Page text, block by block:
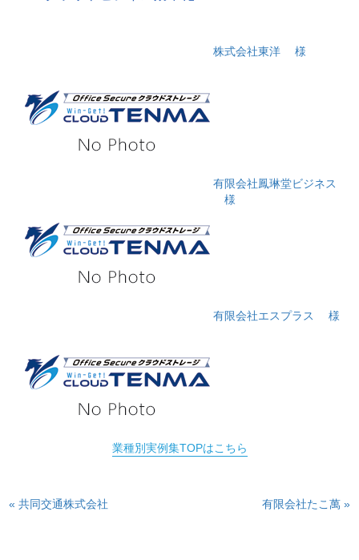
株式会社東洋 様
有限会社鳳琳堂ビジネス
様
有限会社エスプラス 様
業種別実例集TOPはこちら
« 共同交通株式会社 有限会社たこ萬 »